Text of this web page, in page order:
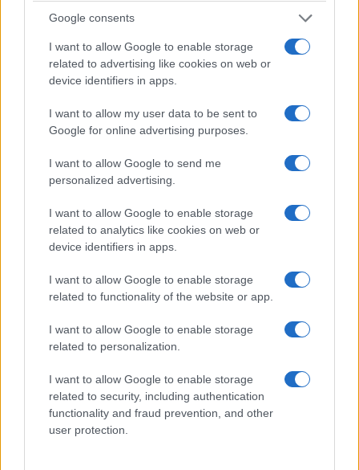
Google consents
I want to allow Google to enable storage
related to advertising like cookies on web or
device identifiers in apps.
I want to allow my user data to be sent to
Google for online advertising purposes.
I want to allow Google to send me
personalized advertising.
I want to allow Google to enable storage
related to analytics like cookies on web or
device identifiers in apps.
I want to allow Google to enable storage
related to functionality of the website or app.
I want to allow Google to enable storage
related to personalization.
I want to allow Google to enable storage
related to security, including authentication
functionality and fraud prevention, and other
user protection.